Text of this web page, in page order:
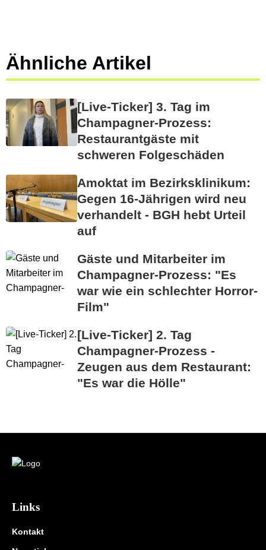
Ähnliche Artikel
[Live-Ticker] 3. Tag im
Champagner-Prozess:
Restaurantgäste mit
schweren Folgeschäden
Amoktat im Bezirksklinikum:
Gegen 16-Jährigen wird neu
verhandelt - BGH hebt Urteil
auf
Gäste und Mitarbeiter im
Champagner-Prozess: "Es
war wie ein schlechter Horror-
Film"
[Live-Ticker] 2. Tag
Champagner-Prozess -
Zeugen aus dem Restaurant:
"Es war die Hölle"
Links
Kontakt